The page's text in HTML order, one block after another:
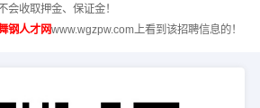
会收取押金、保证金！
钢人才网www.wgzpw.com上看到该招聘信息的！